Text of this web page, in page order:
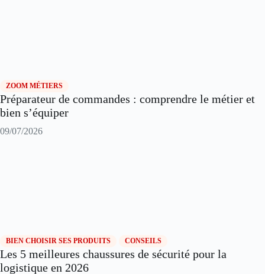
ZOOM MÉTIERS
Préparateur de commandes : comprendre le métier et
bien s’équiper
09/07/2026
BIEN CHOISIR SES PRODUITS CONSEILS
Les 5 meilleures chaussures de sécurité pour la
logistique en 2026